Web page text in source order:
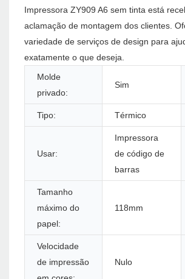
Impressora ZY909 A6 sem tinta está
aclamação de montagem dos clientes.
variedade de serviços de design para
exatamente o que deseja.
Molde
privado:
Sim
Tipo: Térmico
Usar:
Impressora
de código de
barras
Tamanho
máximo do
papel:
118mm
Velocidade
de impressão
Nulo